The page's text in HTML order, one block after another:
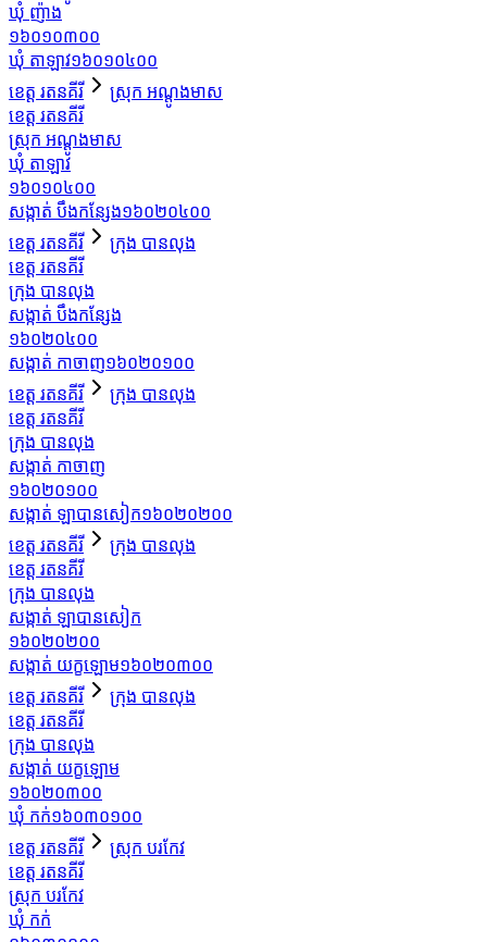
ឃុំ ញ៉ាង
១៦០១០៣០០
ឃុំ តាឡាវ១៦០១០៤០០
ខេត្ត រតនគីរី
ស្រុក អណ្ដូងមាស
ខេត្ត រតនគីរី
ស្រុក អណ្ដូងមាស
ឃុំ តាឡាវ
១៦០១០៤០០
សង្កាត់ បឹងកន្សែង១៦០២០៤០០
ខេត្ត រតនគីរី
ក្រុង បានលុង
ខេត្ត រតនគីរី
ក្រុង បានលុង
សង្កាត់ បឹងកន្សែង
១៦០២០៤០០
សង្កាត់ កាចាញ១៦០២០១០០
ខេត្ត រតនគីរី
ក្រុង បានលុង
ខេត្ត រតនគីរី
ក្រុង បានលុង
សង្កាត់ កាចាញ
១៦០២០១០០
សង្កាត់ ឡាបានសៀក១៦០២០២០០
ខេត្ត រតនគីរី
ក្រុង បានលុង
ខេត្ត រតនគីរី
ក្រុង បានលុង
សង្កាត់ ឡាបានសៀក
១៦០២០២០០
សង្កាត់ យក្ខឡោម១៦០២០៣០០
ខេត្ត រតនគីរី
ក្រុង បានលុង
ខេត្ត រតនគីរី
ក្រុង បានលុង
សង្កាត់ យក្ខឡោម
១៦០២០៣០០
ឃុំ កក់១៦០៣០១០០
ខេត្ត រតនគីរី
ស្រុក បរកែវ
ខេត្ត រតនគីរី
ស្រុក បរកែវ
ឃុំ កក់